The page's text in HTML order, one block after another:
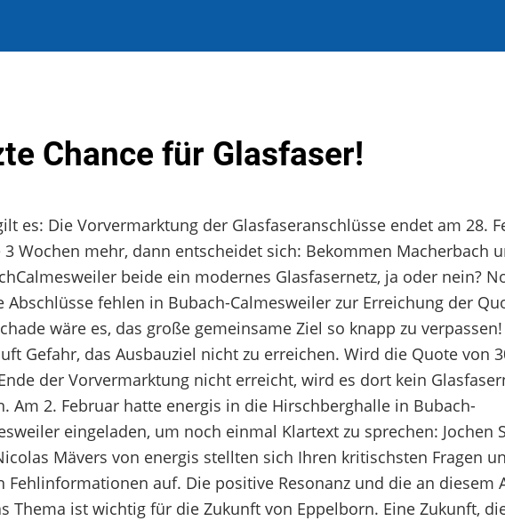
Chance für Glasfaser!
es: Die Vorvermarktung der Glasfaseranschlüsse endet am 28.
3 Wochen mehr, dann entscheidet sich: Bekommen Macherbach
beide ein modernes Glasfasernetz, ja oder nein?
Abschlüsse fehlen in Bubach-Calmesweiler zur Erreichung der
wäre es, das große gemeinsame Ziel so knapp zu verpassen
Gefahr, das Ausbauziel nicht zu erreichen. Wird die Quote von
der Vorvermarktung nicht erreicht, wird es dort kein
Am 2. Februar hatte energis in die Hirschberghalle in Bubach-
eingeladen, um noch einmal Klartext zu sprechen: Jochen
Mävers von energis stellten sich Ihren kritischsten Fragen
Fehlinformationen auf. Die positive Resonanz und die an diesem
Thema ist wichtig für die Zukunft von Eppelborn. Eine Zukunft,